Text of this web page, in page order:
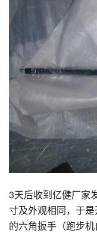
3天后收到亿健厂家
寸及外观相同，于
的六角扳手（跑步